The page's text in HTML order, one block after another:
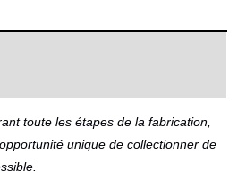
toute les étapes de la fabrication,
unique de collectionner de